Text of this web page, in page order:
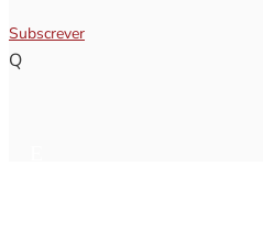
Subscrever
Q